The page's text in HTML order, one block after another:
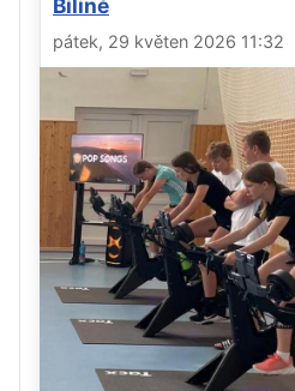
pátek, 29 květen 2026 11:32